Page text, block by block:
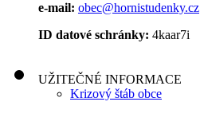
e-mail: obec@hornistudenky.cz
ID datové schránky: 4kaar7i
UŽITEČNÉ INFORMACE
Krizový štáb obce